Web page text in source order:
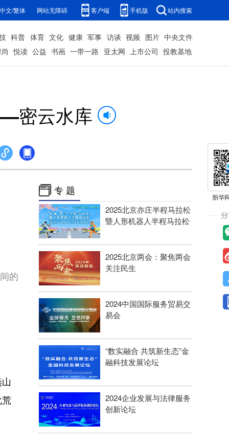
中文/繁体 网站无障碍 客户端 手机版 站内搜索
科普 体育 文化 健康 军事 访谈 视频 图片 中央文件
悦读 公益 书画 一带一路 亚太网 上市公司 投教基地
密云水库
的
专 题
2025北京亦庄半程马拉松
暨人形机器人半程马拉松
2025北京两会：聚焦两会
关注民生
2024中国国际服务贸易交
易会
“数实融合 共筑新生态”金
融科技发展论坛
2024企业发展与法律服务
创新论坛